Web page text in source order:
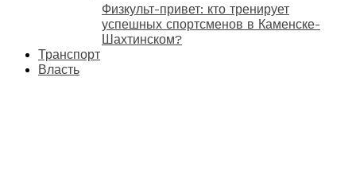
Физкульт-привет: кто тренирует
успешных спортсменов в Каменске-
Шахтинском?
Транспорт
Власть